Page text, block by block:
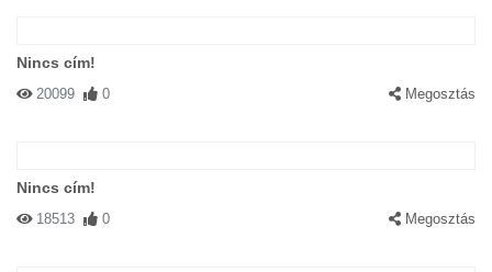
Nincs cím!
20099 0 Megosztás
Nincs cím!
18513 0 Megosztás